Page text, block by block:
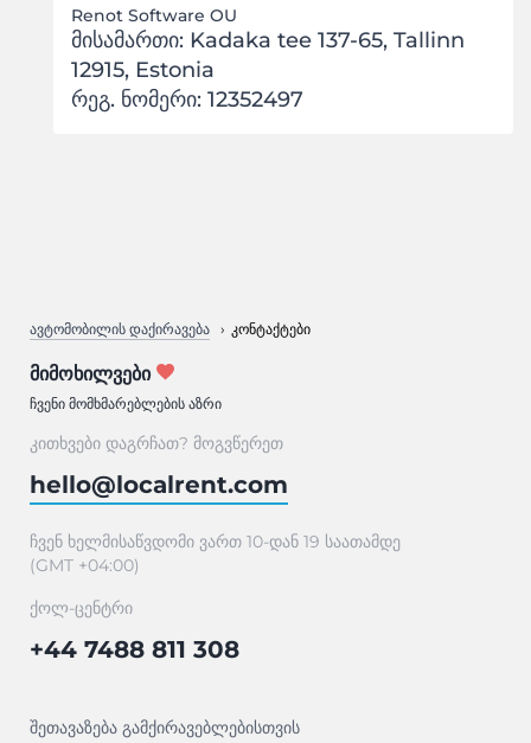
Renot Software OU
მისამართი: Kadaka tee 137-65, Tallinn
12915, Estonia
რეგ. ნომერი: 12352497
ავტომობილის დაქირავება კონტაქტები
ᲛᲘᲛᲝᲮᲘᲚᲕᲔᲑᲘ
ჩვენი მომხმარებლების აზრი
შეთავაზება გამქირავებლებისთვის
კითხვები დაგრჩათ? მოგვწერეთ
hello@localrent.com
ჩვენ ხელმისაწვდომი ვართ 10-დან 19 საათამდე
(GMT +04:00)
ქოლ-ცენტრი
+44 7488 811 308